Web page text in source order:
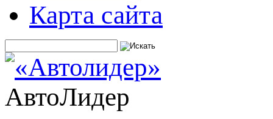
Карта сайта
АвтоЛидер